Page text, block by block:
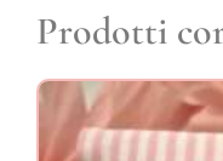
Prodotti